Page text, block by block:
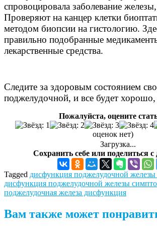
спровоцировала заболевание
Проверяют на канцер клетки
методом биопсии на гистологию.
правильно подобранные
лекарственные средства.
Следите за здоровым состоянием
поджелудочной, и все будет хорошо,
Пожалуйста, оцените
оценок нет)
Загрузка...
Сохранить себе или поделиться с
Tagged дисфункция поджелудочной железы
дисфункция поджелудочной железы
поджелудочная железа дисфункция
Вам также может